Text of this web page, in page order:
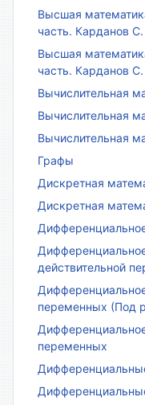
Высшая
часть. Карданов
Высшая
часть. Карданов
Вычислительная
Вычислительная
Вычислительная
Графы
Дискретная
Дискретная
действительной
переменных (Под
переменных